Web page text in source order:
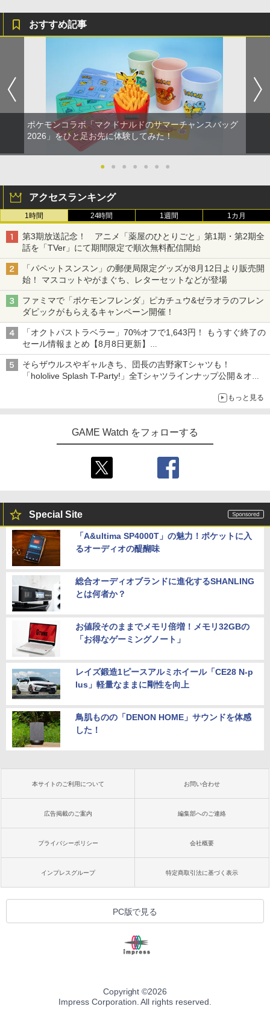
おすすめ記事
ポケモンコラボ「マクドナルドのサマーチャンスバッグ
2026」をひと足お先に体験してみた！
● ● ● ● ● ● ●
アクセスランキング
1時間 24時間 1週間 1カ月
第3期放送記念！ アニメ「薬屋のひとりごと」第1期・第2期全
話を「TVer」にて期間限定で順次無料配信開始
「パペットスンスン」の郵便局限定グッズが8月12日より販売開
始！ マスコットやがまぐち、レターセットなどが登場
ファミマで「ポケモンフレンダ」ピカチュウ&ゼラオラのフレン
ダピックがもらえるキャンペーン開催！
「オクトパストラベラー」70%オフで1,643円！ もうすぐ終了の
セール情報まとめ【8月8日更新】
ニンテンドーeショップでは「大神 絶景版」が67%オフで990円
そらザウルスやギャルきち、団長の吉野家Tシャツも！
「hololive Splash T-Party!」全Tシャツラインナップ公開＆オン
もっと見る
GAME Watch をフォローする
Special Site
「A&ultima SP4000T」の魅力！ポケットに入
るオーディオの醍醐味
総合オーディオブランドに進化するSHANLING
とは何者か？
お値段そのままでメモリ倍増！メモリ32GBの
「お得なゲーミングノート」
レイズ鍛造1ピースアルミホイール「CE28 N-p
lus」軽量なままに剛性を向上
鳥肌ものの「DENON HOME」サウンドを体感
した！
本サイトのご利用について お問い合わせ
広告掲載のご案内 編集部へのご連絡
プライバシーポリシー 会社概要
インプレスグループ 特定商取引法に基づく表示
PC版で見る
Copyright ©2026
Impress Corporation. All rights reserved.